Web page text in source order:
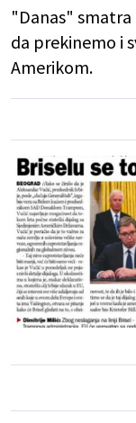
"Danas" smatra
da prekinemo i
Amerikom.